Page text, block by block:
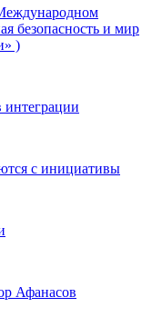
безопасность и мир
)
с инициативы
Афанасов